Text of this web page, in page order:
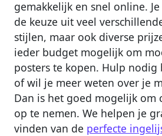
gemakkelijk en snel online.
de keuze uit veel
stijlen, maar ook diverse
ieder budget mogelijk om
posters te kopen. Hulp nodig
of wil je meer weten over je
Dan is het goed mogelijk om
op te nemen. We helpen je
vinden van de perfecte